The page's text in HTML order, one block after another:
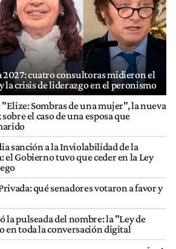
2027: cuatro consultoras midieron el
la crisis de liderazgo en el peronismo
Sombras de una mujer", la nueva
el caso de una esposa que
sanción a la Inviolabilidad de la
el Gobierno tuvo que ceder en la Ley
qué senadores votaron a favor y
la pulseada del nombre: la "Ley de
en toda la conversación digital